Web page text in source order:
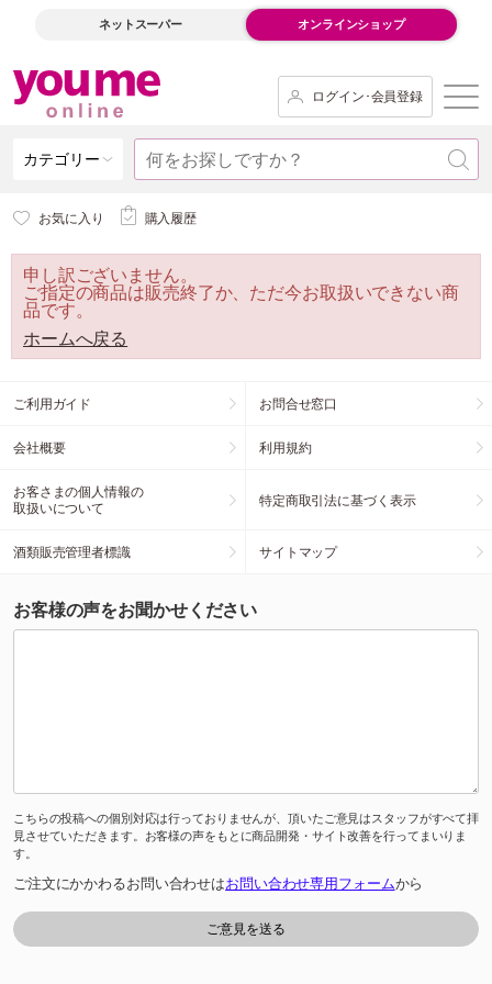
ネットスーパー オンラインショップ
ログイン･会員登録
カテゴリー
お気に入り 購入履歴
申し訳ございません。
ご指定の商品は販売終了か、ただ今お取扱いできない商
品です。
ホームへ戻る
ご利用ガイド お問合せ窓口
会社概要 利用規約
お客さまの個人情報の
取扱いについて
特定商取引法に基づく表示
酒類販売管理者標識 サイトマップ
お客様の声をお聞かせください
こちらの投稿への個別対応は行っておりませんが、頂いたご意見はスタッフがすべて拝
見させていただきます。お客様の声をもとに商品開発・サイト改善を行ってまいりま
す。
ご注文にかかわるお問い合わせはお問い合わせ専用フォームから